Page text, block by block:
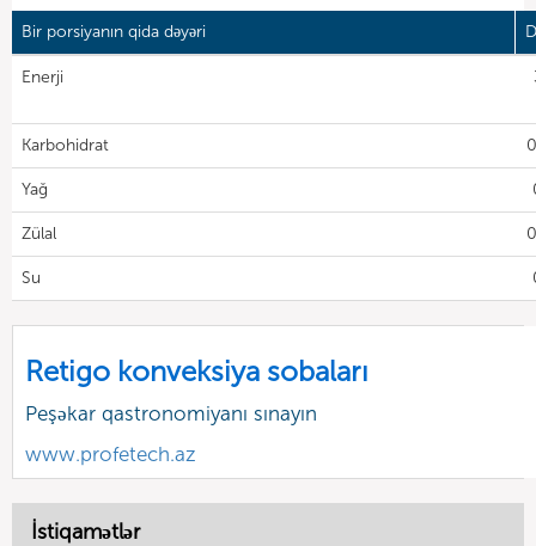
Bir porsiyanın qida dəyəri
Enerji
Karbohidrat
Yağ
Zülal
Su
Retigo konveksiya sobaları
Peşəkar qastronomiyanı sınayın
www.profetech.az
İstiqamətlər